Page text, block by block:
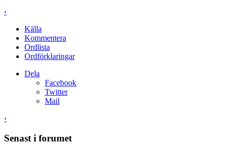
‹
Källa
Kommentera
Ordlista
Ordförklaringar
Dela
Facebook
Twitter
Mail
›
Senast i forumet